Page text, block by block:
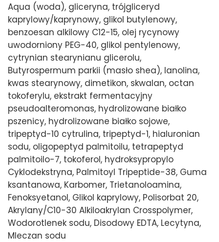
Aqua (woda), gliceryna, trójgliceryd
kaprylowy/kaprynowy, glikol butylenowy,
benzoesan alkilowy C12-15, olej rycynowy
uwodorniony PEG-40, glikol pentylenowy,
cytrynian stearynianu glicerolu,
Butyrospermum parkii (masło shea), lanolina,
kwas stearynowy, dimetikon, skwalan, octan
tokoferylu, ekstrakt fermentacyjny
pseudoalteromonas, hydrolizowane białko
pszenicy, hydrolizowane białko sojowe,
tripeptyd-10 cytrulina, tripeptyd-1, hialuronian
sodu, oligopeptyd palmitoilu, tetrapeptyd
palmitoilo-7, tokoferol, hydroksypropylo
Cyklodekstryna, Palmitoyl Tripeptide-38, Guma
ksantanowa, Karbomer, Trietanoloamina,
Fenoksyetanol, Glikol kaprylowy, Polisorbat 20,
Akrylany/C10-30 Alkiloakrylan Crosspolymer,
Wodorotlenek sodu, Disodowy EDTA, Lecytyna,
Mleczan sodu